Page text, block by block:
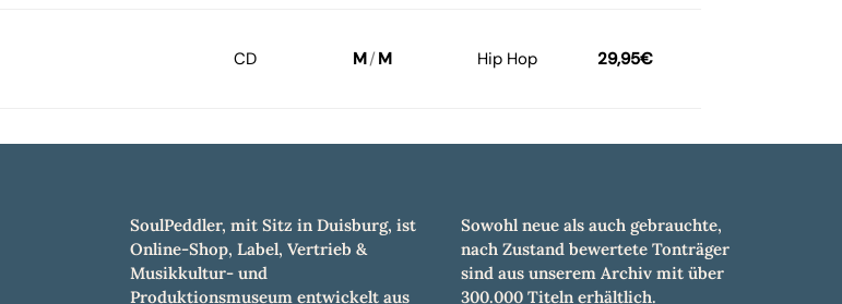
CD M/ M Hip Hop 29,95€
SoulPeddler, mit Sitz in Duisburg, ist
Online-Shop, Label, Vertrieb &
Musikkultur- und
Produktionsmuseum entwickelt aus
Sowohl neue als auch gebrauchte,
nach Zustand bewertete Tonträger
sind aus unserem Archiv mit über
300.000 Titeln erhältlich.